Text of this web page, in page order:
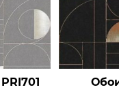
PRI701